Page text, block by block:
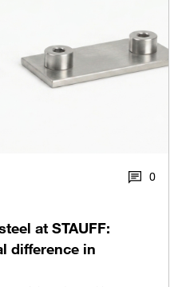
0
at STAUFF:
difference in